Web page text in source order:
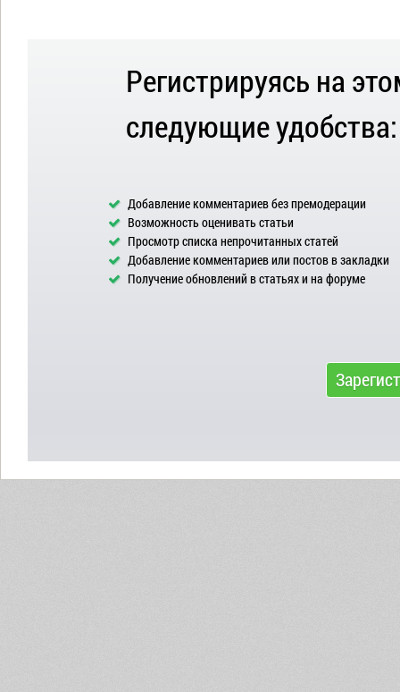
Регистрируясь на
следующие удобства:
Добавление комментариев без премодерации
Возможность оценивать статьи
Просмотр списка непрочитанных статей
Добавление комментариев или постов в закладки
Получение обновлений в статьях и на форуме